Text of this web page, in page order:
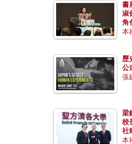
書
淑
角
包
本
歷
公
張
梁
校
社
本